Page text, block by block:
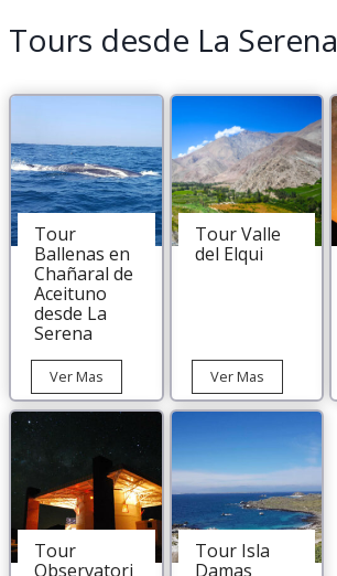
Tours desde La Serena
Tour
Ballenas en
Chañaral de
Aceituno
desde La
Serena
Ver Mas
Ballenas
en
Chañaral
de
Aceituno
desde
La
Tour Valle
del Elqui
Ver MasTour
Valle
del
Elqui
Tour
Observatori
Tour Isla
Damas